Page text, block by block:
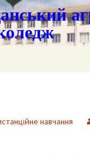
навчання